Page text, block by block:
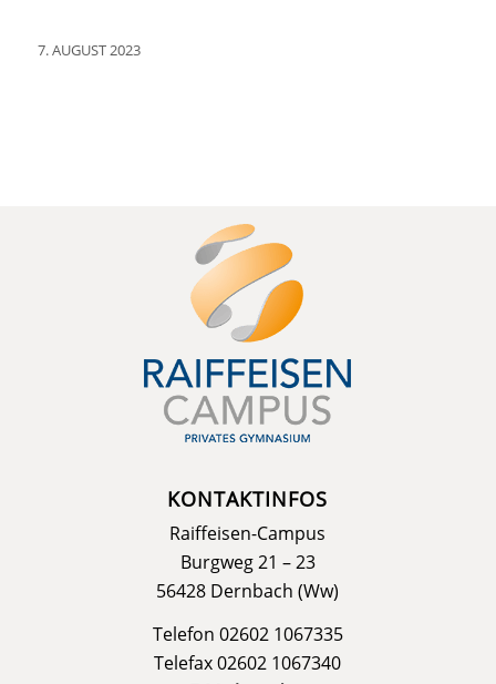
7. AUGUST 2023
KONTAKTINFOS
Raiffeisen-Campus
Burgweg 21 – 23
56428 Dernbach (Ww)
Telefon 02602 1067335
Telefax 02602 1067340